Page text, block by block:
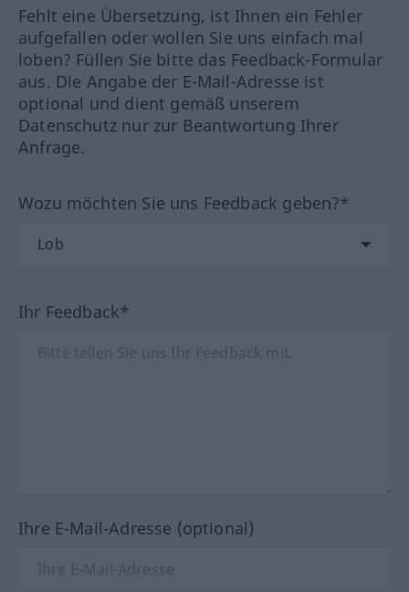
Fehlt eine Übersetzung, ist Ihnen ein Fehler
aufgefallen oder wollen Sie uns einfach mal
loben? Füllen Sie bitte das Feedback-Formular
aus. Die Angabe der E-Mail-Adresse ist
optional und dient gemäß unserem
Datenschutz nur zur Beantwortung Ihrer
Anfrage.
Wozu möchten Sie uns Feedback geben?*
Ihr Feedback*
Ihre E-Mail-Adresse (optional)